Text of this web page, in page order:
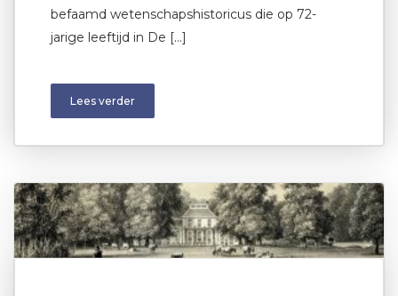
befaamd wetenschapshistoricus die op 72-
jarige leeftijd in De […]
Lees verder